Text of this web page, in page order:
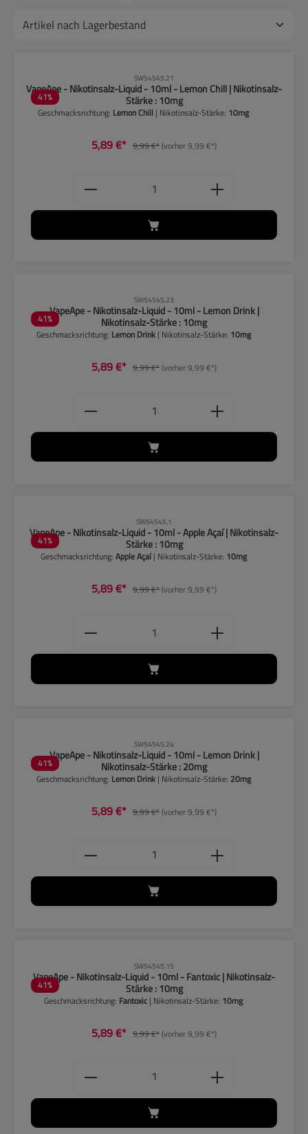
41%
SW54545.21
VapeApe - Nikotinsalz-Liquid - 10ml - Lemon Chill | Nikotinsalz-
Stärke : 10mg
Geschmacksrichtung: Lemon Chill | Nikotinsalz-Stärke: 10mg
5,89 €* 9,99 €*(vorher 9,99 €*)
Produkt Anzahl: Gib den
41%
SW54545.23
VapeApe - Nikotinsalz-Liquid - 10ml - Lemon Drink |
Nikotinsalz-Stärke : 10mg
Geschmacksrichtung: Lemon Drink | Nikotinsalz-Stärke: 10mg
5,89 €* 9,99 €*(vorher 9,99 €*)
Produkt Anzahl: Gib den
41%
SW54545.1
VapeApe - Nikotinsalz-Liquid - 10ml - Apple Açaí | Nikotinsalz-
Stärke : 10mg
Geschmacksrichtung: Apple Açaí| Nikotinsalz-Stärke: 10mg
5,89 €* 9,99 €*(vorher 9,99 €*)
Produkt Anzahl: Gib den
41%
SW54545.24
VapeApe - Nikotinsalz-Liquid - 10ml - Lemon Drink |
Nikotinsalz-Stärke : 20mg
Geschmacksrichtung: Lemon Drink | Nikotinsalz-Stärke: 20mg
5,89 €* 9,99 €*(vorher 9,99 €*)
Produkt Anzahl: Gib den
41%
SW54545.15
VapeApe - Nikotinsalz-Liquid - 10ml - Fantoxic | Nikotinsalz-
Stärke : 10mg
Geschmacksrichtung: Fantoxic | Nikotinsalz-Stärke: 10mg
5,89 €* 9,99 €*(vorher 9,99 €*)
Produkt Anzahl: Gib den